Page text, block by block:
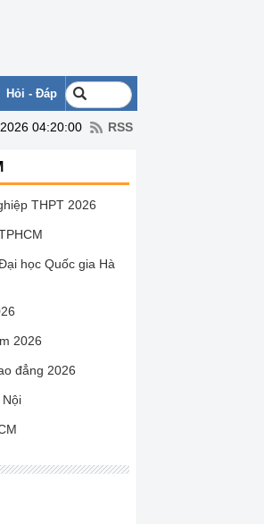
Hỏi - Đáp
04:20:00 RSS
THPT 2026
học Quốc gia Hà
2026
đẳng 2026